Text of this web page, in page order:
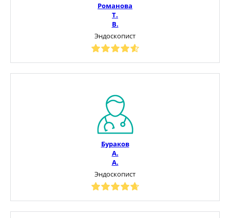
Романова
Т.
В.
Эндоскопист
Бураков
А.
А.
Эндоскопист